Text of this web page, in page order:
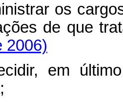
os
de que
2006)
em